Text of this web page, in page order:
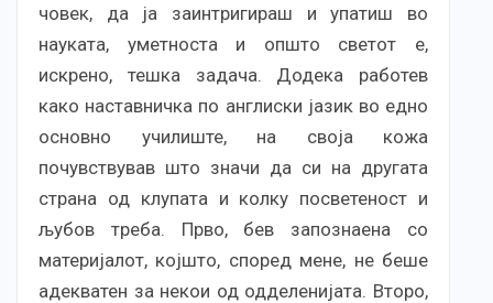
човек, да ја заинтригираш и упатиш во
науката, уметноста и општо светот е,
искрено, тешка задача. Додека работев
како наставничка по англиски јазик во едно
основно училиште, на своја кожа
почувствував што значи да си на другата
страна од клупата и колку посветеност и
љубов треба. Прво, бев запознаена со
материјалот, којшто, според мене, не беше
адекватен за некои од одделенијата. Второ,